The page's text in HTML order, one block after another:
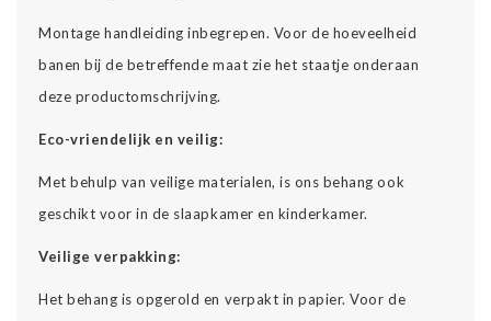
Montage handleiding inbegrepen. Voor de hoeveelheid
banen bij de betreffende maat zie het staatje onderaan
deze productomschrijving.
Eco-vriendelijk en veilig:
Met behulp van veilige materialen, is ons behang ook
geschikt voor in de slaapkamer en kinderkamer.
Veilige verpakking:
Het behang is opgerold en verpakt in papier. Voor de